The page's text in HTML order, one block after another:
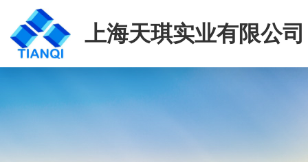
上海天琪实业有限公司